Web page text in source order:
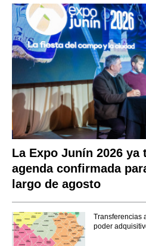
La Expo Junín 2026 ya
agenda confirmada
largo de agosto
Transferencias
poder